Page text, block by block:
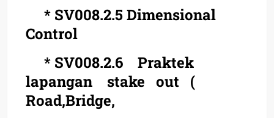
* SV008.2.5 Dimensional
Control
* SV008.2.6 Praktek
lapangan stake out (
Road,Bridge,